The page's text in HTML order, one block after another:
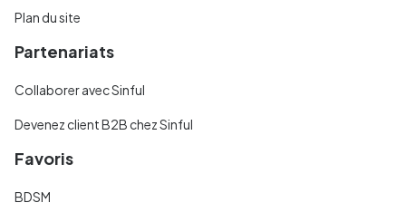
Plan du site
Partenariats
Collaborer avec Sinful
Devenez client B2B chez Sinful
Favoris
BDSM